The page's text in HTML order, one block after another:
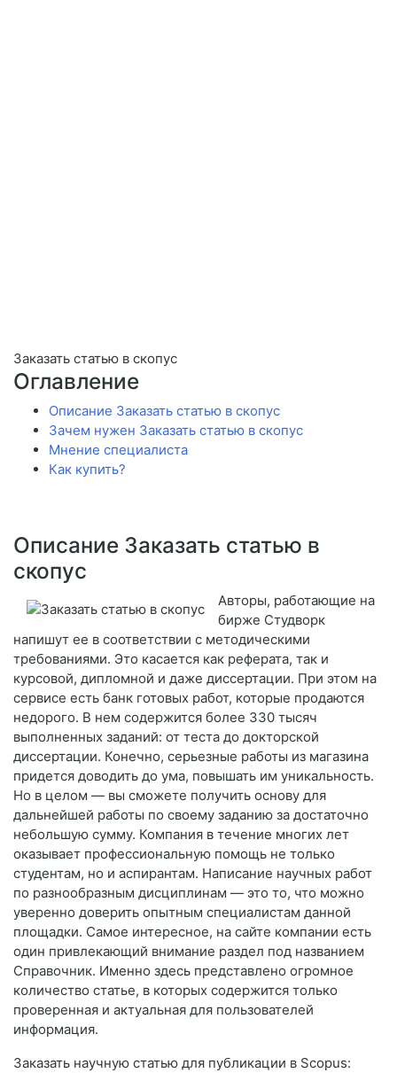
Заказать статью в скопус
Оглавление
Описание Заказать статью в скопус
Зачем нужен Заказать статью в скопус
Мнение специалиста
Как купить?
Описание Заказать статью в
скопус
Авторы, работающие на
бирже Студворк
напишут ее в соответствии с методическими
требованиями. Это касается как реферата, так и
курсовой, дипломной и даже диссертации. При этом на
сервисе есть банк готовых работ, которые продаются
недорого. В нем содержится более 330 тысяч
выполненных заданий: от теста до докторской
диссертации. Конечно, серьезные работы из магазина
придется доводить до ума, повышать им уникальность.
Но в целом — вы сможете получить основу для
дальнейшей работы по своему заданию за достаточно
небольшую сумму. Компания в течение многих лет
оказывает профессиональную помощь не только
студентам, но и аспирантам. Написание научных работ
по разнообразным дисциплинам — это то, что можно
уверенно доверить опытным специалистам данной
площадки. Самое интересное, на сайте компании есть
один привлекающий внимание раздел под названием
Справочник. Именно здесь представлено огромное
количество статье, в которых содержится только
проверенная и актуальная для пользователей
информация.
Заказать научную статью для публикации в Scopus: